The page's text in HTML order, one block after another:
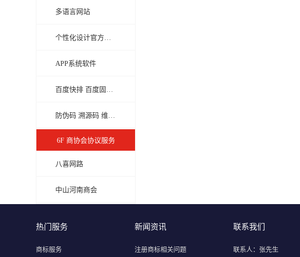
多语言网站
个性化设计官方网站
APP系统软件
百度快排 百度固定排名 上首页才收费
防伪码 溯源码 维修码
6F 商协会协议服务
八喜网路
中山河南商会
热门服务
商标服务
新闻资讯
注册商标相关问题
联系我们
联系人：张先生